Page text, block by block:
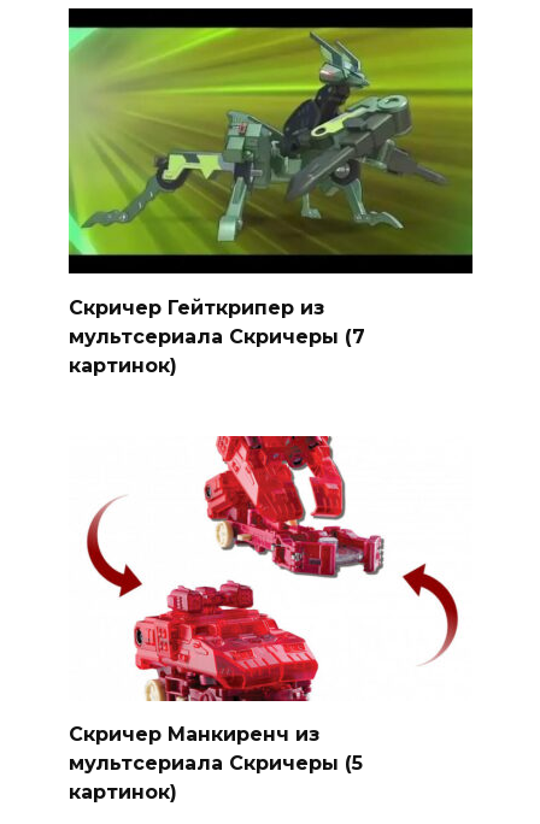
Скричер Гейткрипер из
мультсериала Скричеры (7
картинок)
Скричер Манкиренч из
мультсериала Скричеры (5
картинок)